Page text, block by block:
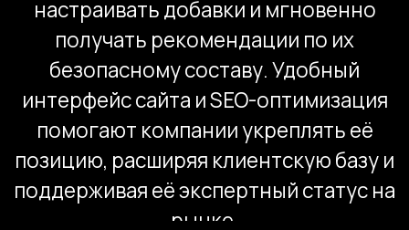
Дизайн.В качестве отправной точки
мы взяли фирменный стиль компании
Rusfeed, разработанный нами ранее.
На первом экране в нестандартной
геометрической форме расположены
блоки, разводящие пользователя
по ключевым разделам сайта. Ниже
располагается новостной блок
и подвал сайта.
<Скрин
https://